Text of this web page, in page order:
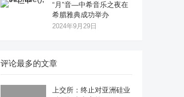
“月”音—中希音乐之夜在
希腊雅典成功举办
2024年9月29日
评论最多的文章
上交所：终止对亚洲硅业